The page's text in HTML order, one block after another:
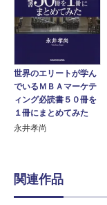
世界のエリートが学ん
でいるＭＢＡマーケテ
ィング必読書５０冊を
１冊にまとめてみた
永井孝尚
関連作品